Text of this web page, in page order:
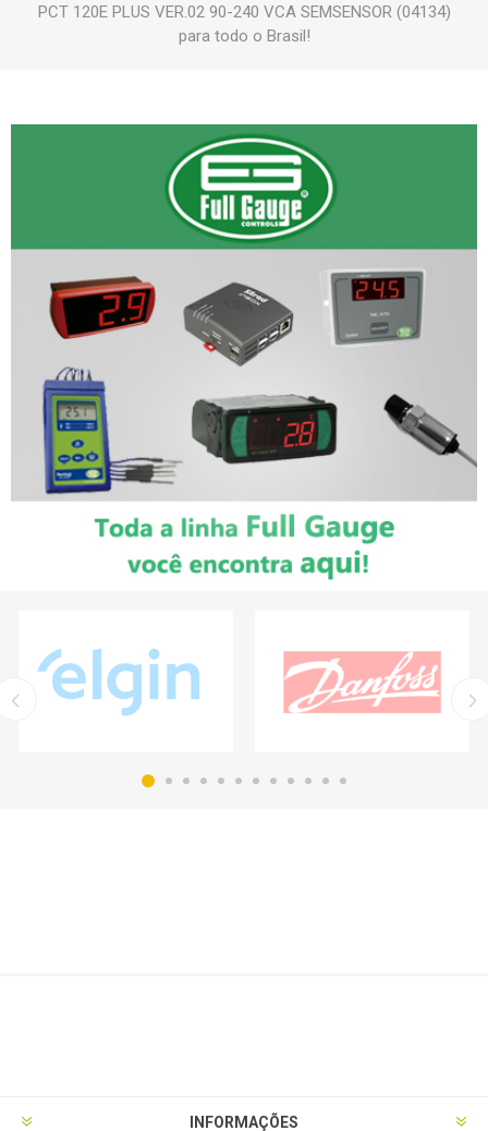
PCT 120E PLUS VER.02 90-240 VCA SEMSENSOR (04134)
para todo o Brasil!
INFORMAÇÕES